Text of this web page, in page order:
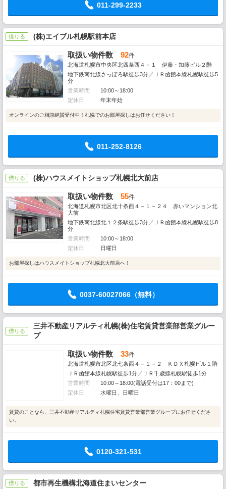
011-299-2233
借りる (株)エイブル札幌駅前本店
取扱い物件数 92件
北海道札幌市中央区北四条西４－１ 伊藤・加藤ビル２階
地下鉄南北線さっぽろ駅徒歩3分／ＪＲ函館本線札幌駅徒歩5
分
営業時間
10:00～18:00
定休日
年末年始
オンラインのご相談絶賛受付中！札幌でのお部屋探しはお任せください！
011-252-8126
借りる (株)ハウスメイトショップ札幌北大前店
取扱い物件数 55件
北海道札幌市北区北十条西４－１－２４ 赤いマンション北
大前
地下鉄南北線北１２条駅徒歩3分／ＪＲ函館本線札幌駅徒歩8
分
営業時間
10:00～18:00
定休日
日曜日
お部屋探しはハウスメイトショップ札幌北大前店へ！
0037-60027066（無料）
借りる
三井不動産リアルティ札幌(株)住宅賃貸営業部営業グルー
プ
取扱い物件数 33件
北海道札幌市北区北七条西４－１－２ ＫＤＸ札幌ビル１階
ＪＲ函館本線札幌駅徒歩1分／ＪＲ千歳線札幌駅徒歩1分
営業時間
10:00～18:00(電話受付は17：00まで)
定休日
水曜日、日曜日
賃貸のことなら、三井不動産リアルティ札幌住宅賃貸営業部営業グループにお任せくださ
い。
0120-321-531
借りる 都市再生機構北海道住まいセンター